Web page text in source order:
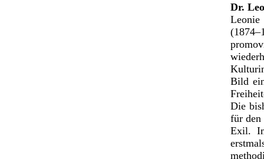
Dr.
Bild
Die
für den
Exil.